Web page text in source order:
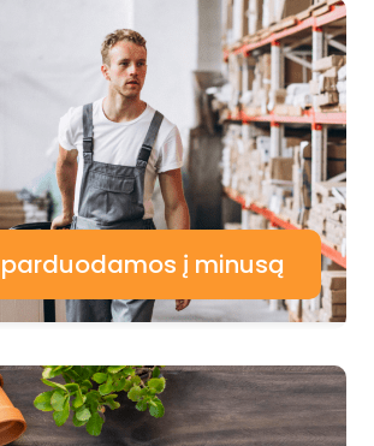
parduodamos į minusą